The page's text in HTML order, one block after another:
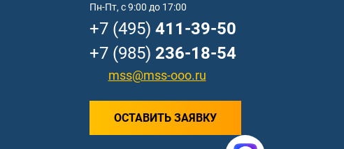
Пн-Пт, с 9:00 до 17:00
+7 (495) 411-39-50
+7 (985) 236-18-54
mss@mss-ooo.ru
ОСТАВИТЬ ЗАЯВКУ